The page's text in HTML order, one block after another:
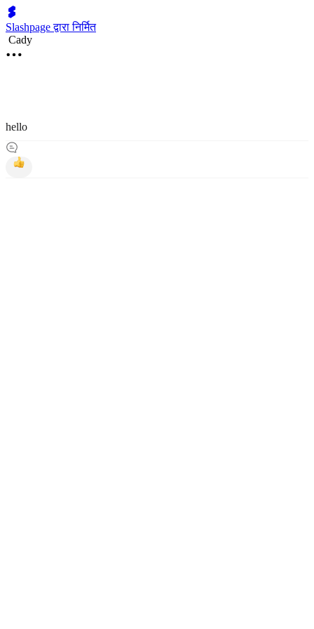
Slashpage द्वारा निर्मित
Cady
hello